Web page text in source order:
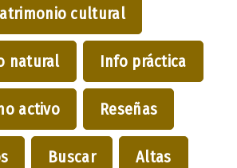
cultural
natural Info práctica
activo Reseñas
Buscar Altas